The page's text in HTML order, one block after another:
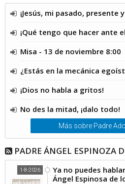
¡Jesús, mi pasado, presente
¡Qué tengo que hacer ante
Misa - 13 de noviembre 8:00
¿Estás en la mecánica
¡Dios no habla a gritos!
No des la mitad, ¡dalo todo!
Más sobre Padre
PADRE ÁNGEL ESPINOZA
Ya no puedes
Ángel Espinosa de
1-8-2026